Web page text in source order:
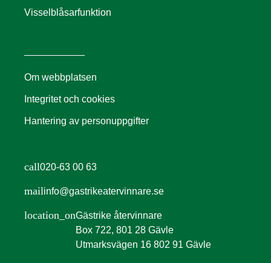
Visselblåsarfunktion
Om webbplatsen
Integritet och cookies
Hantering av personuppgifter
call020-63 00 63
mailinfo@gastrikeatervinnare.se
location_onGästrike återvinnare
Box 722, 801 28 Gävle
Utmarksvägen 16 802 91 Gävle